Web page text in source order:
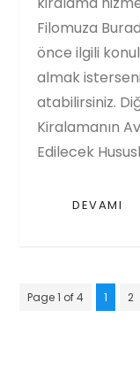
Filomuza
önce ilgili
almak
atabilirsiniz.
Kiralamanın
Edilecek
DEVAMI
Page 1 of 4 1 2